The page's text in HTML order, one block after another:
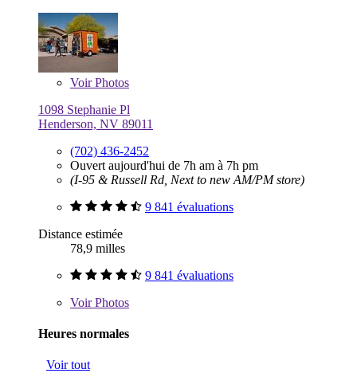
VoirPhotos
1098 Stephanie Pl
Henderson, NV 89011
(702) 436-2452
Ouvert aujourd'hui de 7h am à 7h pm
(I-95 & Russell Rd, Next to new AM/PM store)
9 841 évaluations
Distance estimée
78,9 milles
9 841 évaluations
VoirPhotos
Heures normales
Voir tout